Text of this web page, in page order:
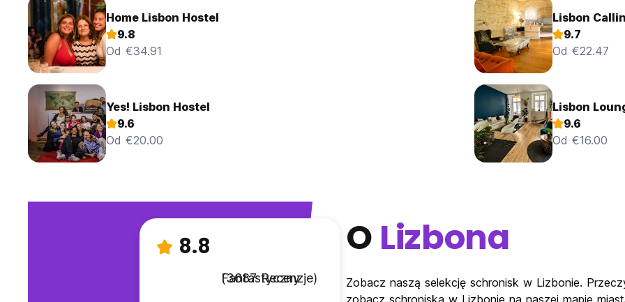
Home Lisbon Hostel
9.8
Od €34.91
Lisbon
9.7
Od €22.47
Yes! Lisbon Hostel
9.6
Od €20.00
Lisbon
9.6
Od €16.00
8.8
Fantastyczny
(3687 Recenzje)
O Lizbona
Zobacz naszą selekcję schronisk w Lizbonie.